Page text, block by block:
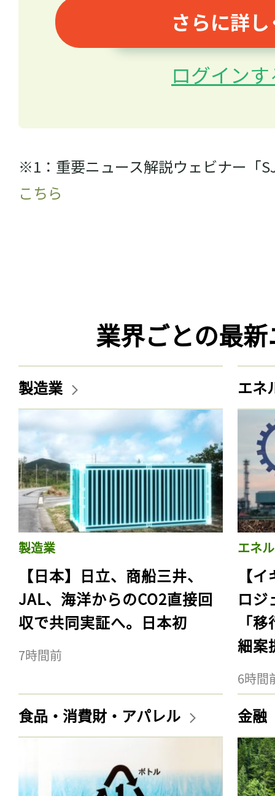
さらに詳
ログイン
※1：重要ニュース解説ウェビナー「
こちら
業界ごとの最
製造業
製造業
【日本】日立、商船三井、
JAL、海洋からのCO2直接回
収で共同実証へ。日本初
7時間前
エネ
エネ
【
ロジ
「
細案
6時間
食品・消費財・アパレル 金融